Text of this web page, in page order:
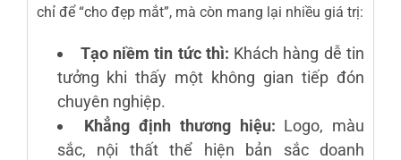
chỉ để “cho đẹp mắt”, mà còn mang lại nhiều giá trị:
Tạo niềm tin tức thì: Khách hàng dễ tin
tưởng khi thấy một không gian tiếp đón
chuyên nghiệp.
Khẳng định thương hiệu: Logo, màu
sắc, nội thất thể hiện bản sắc doanh